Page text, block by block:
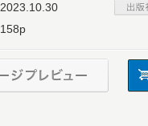
2023.10.30
158p